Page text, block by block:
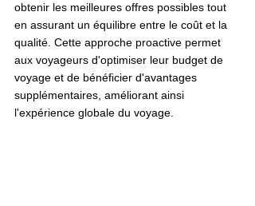
obtenir les meilleures offres possibles tout
en assurant un équilibre entre le coût et la
qualité. Cette approche proactive permet
aux voyageurs d'optimiser leur budget de
voyage et de bénéficier d'avantages
supplémentaires, améliorant ainsi
l'expérience globale du voyage.